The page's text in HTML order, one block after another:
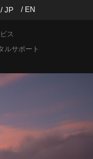
/ JP / EN
ス
ルサポート